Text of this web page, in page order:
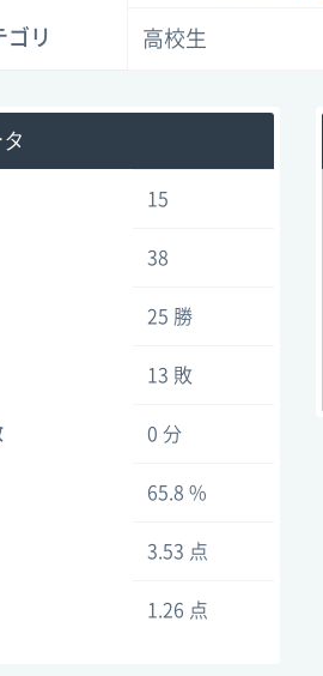
ゴリ 高校生
15
38
25 勝
13 敗
0 分
65.8 %
3.53 点
1.26 点